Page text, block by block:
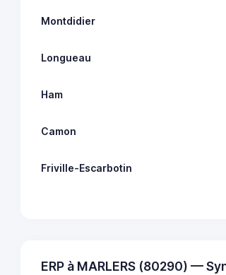
Montdidier
Longueau
Ham
Camon
Friville-Escarbotin
ERP à MARLERS (80290) —